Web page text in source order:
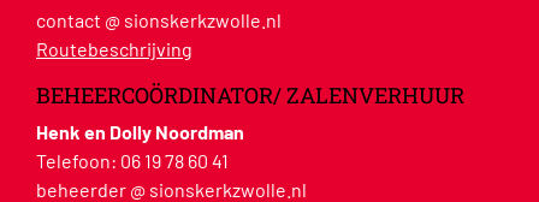
contact @ sionskerkzwolle.nl
Routebeschrijving
BEHEERCOÖRDINATOR/ ZALENVERHUUR
Henk en Dolly Noordman
Telefoon: 06 19 78 60 41
beheerder @ sionskerkzwolle.nl